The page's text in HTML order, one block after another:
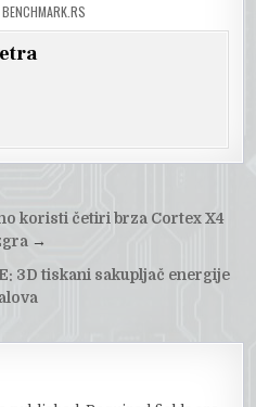
BENCHMARK.RS
koristi četiri brza Cortex X4
→
3D tiskani sakupljač energije